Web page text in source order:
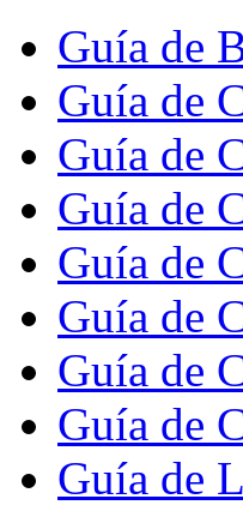
Guía de
Guía de
Guía de
Guía de
Guía de
Guía de
Guía de
Guía de
Guía de